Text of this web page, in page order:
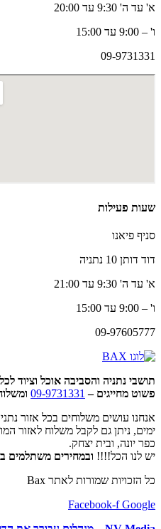
א' עד ה' 9:30 עד 20:00
ו' – 9:00 עד 15:00
09-9731331
שעות פעילות
סניף פיאנו
דוד דותן 10 נתניה
א' עד ה' 9:30 עד 21:00
ו' – 9:00 עד 15:00
09-97605777
תושבי נתניה והסביבה אוכל וציוד
פשוט מחייגים – 09-9731331
אנחנו עושים משלוחים בכל אזור
ימים, ניתן גם לקבל משלוח לאזור
כפר יונה, ובית יצחק.
יש לנו הכל!!!! ובמחירים משתלמים
כל הזכויות שמורות לאתר Bax
Facebook-f Google